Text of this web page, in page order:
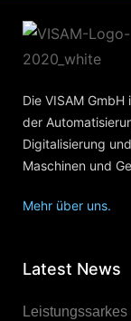
Die VISAM
der
Digitalisierung
Maschinen und
Mehr über uns.
Latest News